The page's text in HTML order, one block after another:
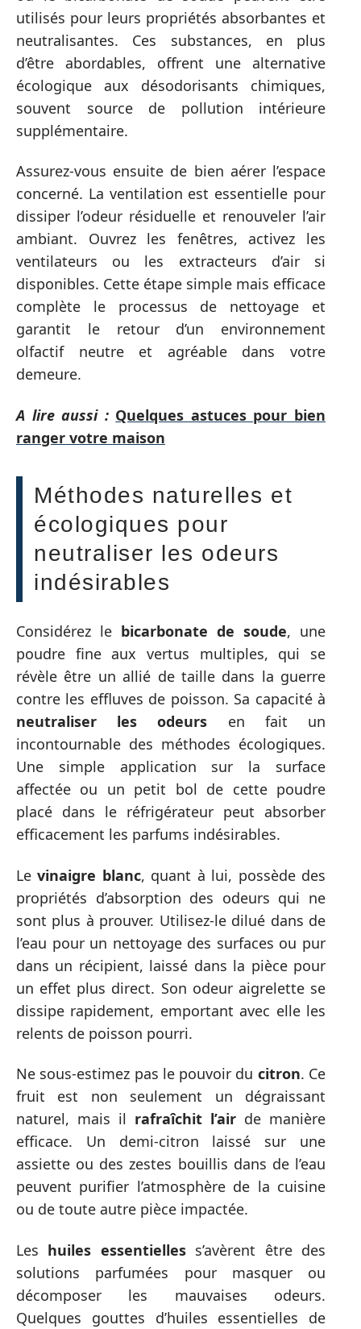
utilisés pour leurs propriétés absorbantes et
neutralisantes. Ces substances, en plus
d’être abordables, offrent une alternative
écologique aux désodorisants chimiques,
souvent source de pollution intérieure
supplémentaire.
Assurez-vous ensuite de bien aérer l’espace
concerné. La ventilation est essentielle pour
dissiper l’odeur résiduelle et renouveler l’air
ambiant. Ouvrez les fenêtres, activez les
ventilateurs ou les extracteurs d’air si
disponibles. Cette étape simple mais efficace
complète le processus de nettoyage et
garantit le retour d’un environnement
olfactif neutre et agréable dans votre
demeure.
A lire aussi : Quelques astuces pour bien
ranger votre maison
Méthodes naturelles et
écologiques pour
neutraliser les odeurs
indésirables
Considérez le bicarbonate de soude, une
poudre fine aux vertus multiples, qui se
révèle être un allié de taille dans la guerre
contre les effluves de poisson. Sa capacité à
neutraliser les odeurs en fait un
incontournable des méthodes écologiques.
Une simple application sur la surface
affectée ou un petit bol de cette poudre
placé dans le réfrigérateur peut absorber
efficacement les parfums indésirables.
Levinaigre blanc, quant à lui, possède des
propriétés d’absorption des odeurs qui ne
sont plus à prouver. Utilisez-le dilué dans de
l’eau pour un nettoyage des surfaces ou pur
dans un récipient, laissé dans la pièce pour
un effet plus direct. Son odeur aigrelette se
dissipe rapidement, emportant avec elle les
relents de poisson pourri.
Ne sous-estimez pas le pouvoir du citron. Ce
fruit est non seulement un dégraissant
naturel, mais il rafraîchit l’air de manière
efficace. Un demi-citron laissé sur une
assiette ou des zestes bouillis dans de l’eau
peuvent purifier l’atmosphère de la cuisine
ou de toute autre pièce impactée.
Les huiles essentielless’avèrent être des
solutions parfumées pour masquer ou
décomposer les mauvaises odeurs.
Quelques gouttes d’huiles essentielles de